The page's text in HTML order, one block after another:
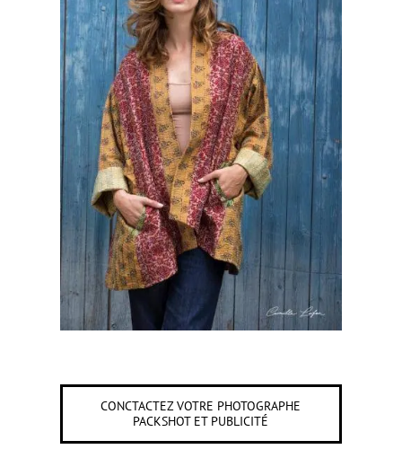
CONCTACTEZ VOTRE PHOTOGRAPHE
PACKSHOT ET PUBLICITÉ